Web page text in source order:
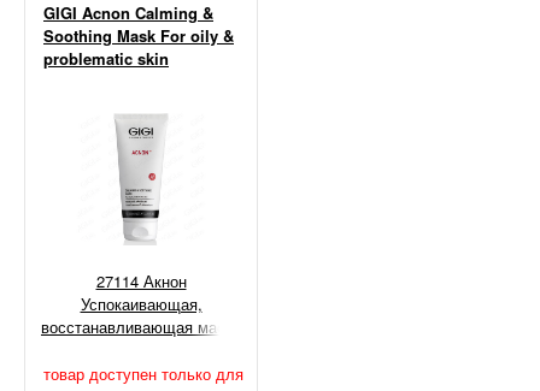
GIGI Acnon Calming &
Soothing Mask For oily &
problematic skin
27114 Акнон
Успокаивающая,
восстанавливающая маска
кожи, 200 мл
товар доступен только для